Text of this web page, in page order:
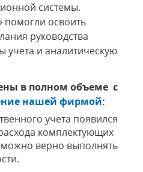
системы.
помогли освоить
руководства
учета и аналитическую
в полном объеме с
нашей фирмой:
учета появился
комплектующих
верно выполнять